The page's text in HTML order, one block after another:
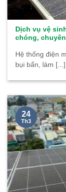
Dịch vụ vệ
chóng,
Hệ thống điện
bụi bẩn, làm [...]
24
Th3